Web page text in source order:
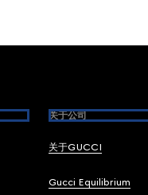
关于公司
关于GUCCI
Gucci Equilibrium